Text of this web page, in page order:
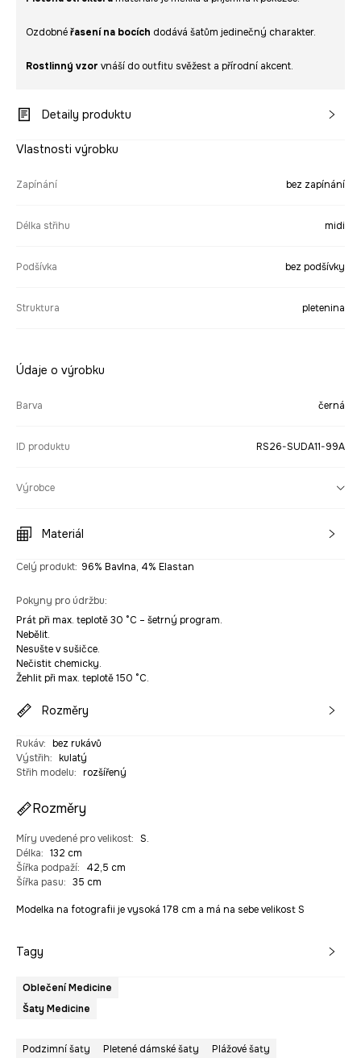
Ozdobnéřasení na bocích dodává šatům jedinečný charakter.
Rostlinný vzor vnáší do outfitu svěžest a přírodní akcent.
Detaily produktu
Vlastnosti výrobku
Zapínání bez zapínání
Délka střihu midi
Podšívka bez podšívky
Struktura pletenina
Údaje o výrobku
Barva černá
ID produktu RS26-SUDA11-99A
Výrobce
Materiál
Celý produkt: 96% Bavlna, 4% Elastan
Pokyny pro údržbu:
Prát při max. teplotě 30 °C – šetrný program.
Nebělit.
Nesušte v sušičce.
Nečistit chemicky.
Žehlit při max. teplotě 150 °C.
Rozměry
Rukáv: bez rukávů
Výstřih: kulatý
Střih modelu: rozšířený
Rozměry
Míry uvedené pro velikost: S.
Délka: 132 cm
Šířka podpaží:
42,5 cm
Šířka pasu: 35 cm
Modelka na fotografii je vysoká 178 cm a má na sebe velikost S
Tagy
Oblečení Medicine
Šaty Medicine
Podzimní šaty Pletené dámské šaty
Plážové šaty